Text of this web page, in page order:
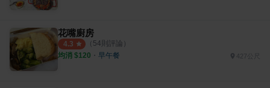
花嘴廚房
4.3 （ 54則評論）
均消 $120 ・ 早午餐 427公尺